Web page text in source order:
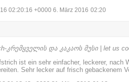
02:20:16 +0000 6. März 2016 02:20
კრემყველის და კაკაოს მუსი | let us
ist ein sehr einfacher, leckerer, nach
Sehr lecker auf frisch gebackenem